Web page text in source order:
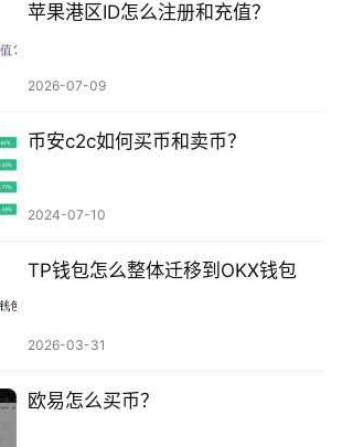
苹果港区ID怎么注册和充值？
2026-07-09
币安c2c如何买币和卖币？
2024-07-10
TP钱包怎么整体迁移到OKX钱包
2026-03-31
欧易怎么买币？